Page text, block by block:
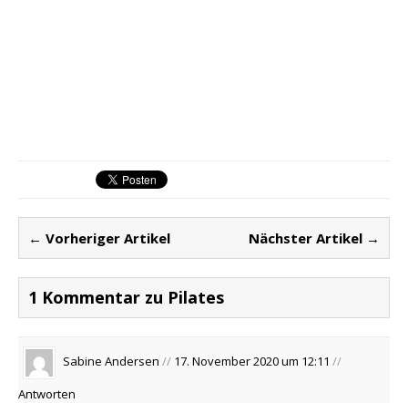
← Vorheriger Artikel Nächster Artikel →
1 Kommentar zu Pilates
Sabine Andersen // 17. November 2020 um 12:11 //
Antworten